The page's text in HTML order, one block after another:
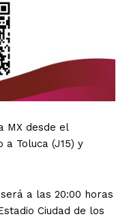
MX desde el
a Toluca (J15) y
a las 20:00 horas
Ciudad de los